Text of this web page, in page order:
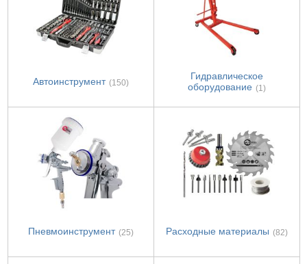
Автоинструмент (150)
Гидравлическое
оборудование (1)
Пневмоинструмент (25) Расходные материалы (82)